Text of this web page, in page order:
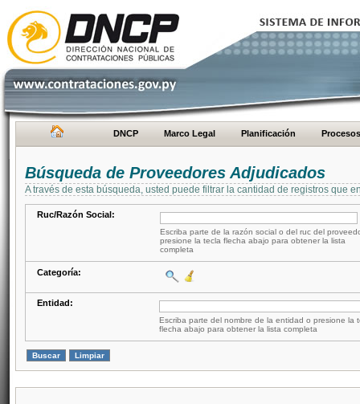
DNCP Marco Legal Planificación Procesos
Búsqueda de Proveedores Adjudicados
A través de esta búsqueda, usted puede filtrar la cantidad de registros que
Ruc/Razón Social:
Escriba parte de la razón social o del ruc del
presione la tecla flecha abajo para obtener la lista
completa
Categoría:
Entidad:
Escriba parte del nombre de la entidad o presione la
flecha abajo para obtener la lista completa